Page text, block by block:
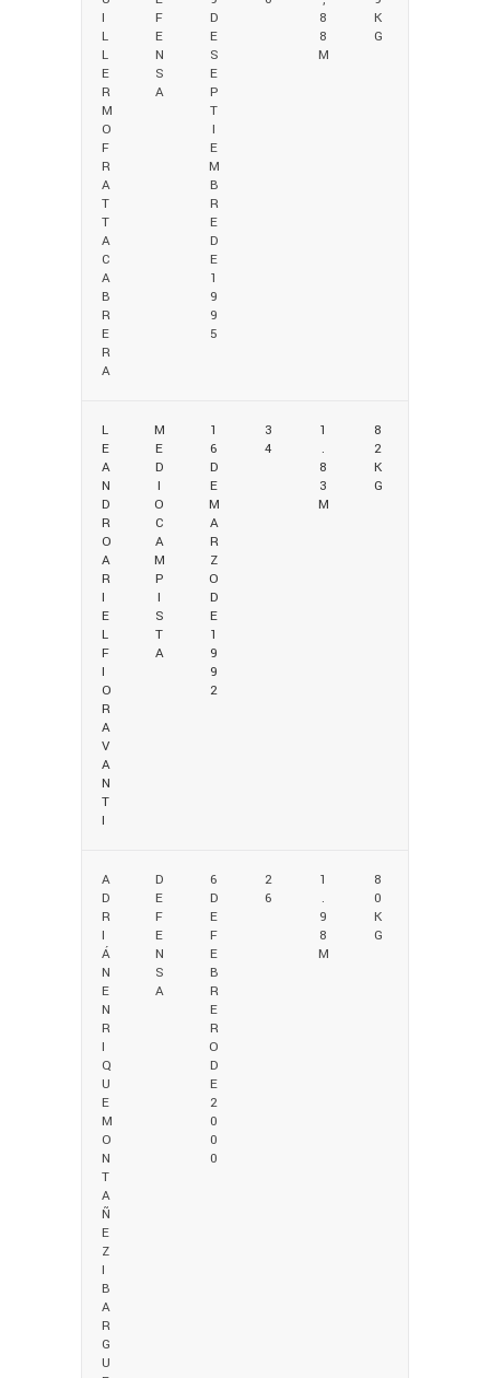
I
L
L
E
R
M
O
F
R
A
T
T
A
C
A
B
R
E
R
A
F
E
N
S
A
D
E
S
E
P
T
I
E
M
B
R
E
D
E
1
9
9
5
8
8
M
K
G
L
E
A
N
D
R
O
A
R
I
E
L
F
I
O
R
A
V
A
N
T
I
M
E
D
I
O
C
A
M
P
I
S
T
A
1
6
D
E
M
A
R
Z
O
D
E
1
9
9
2
3
4
1
.
8
3
M
8
2
K
G
A
D
R
I
Á
N
E
N
R
I
Q
U
E
M
O
N
T
A
Ñ
E
Z
I
B
A
R
G
U
D
E
F
E
N
S
A
6
D
E
F
E
B
R
E
R
O
D
E
2
0
0
0
2
6
1
.
9
8
M
8
0
K
G